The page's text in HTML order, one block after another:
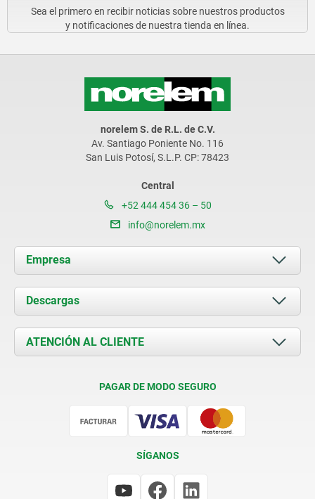
Sea el primero en recibir noticias sobre nuestros productos
y notificaciones de nuestra tienda en línea.
norelem S. de R.L. de C.V.
Av. Santiago Poniente No. 116
San Luis Potosí, S.L.P. CP: 78423
Central
+52 444 454 36 – 50
info@norelem.mx
Empresa
Acerca de nosotros
Novedades
Contacto
Descargas
Documents
ATENCIÓN AL CLIENTE
PAGAR DE MODO SEGURO
SÍGANOS